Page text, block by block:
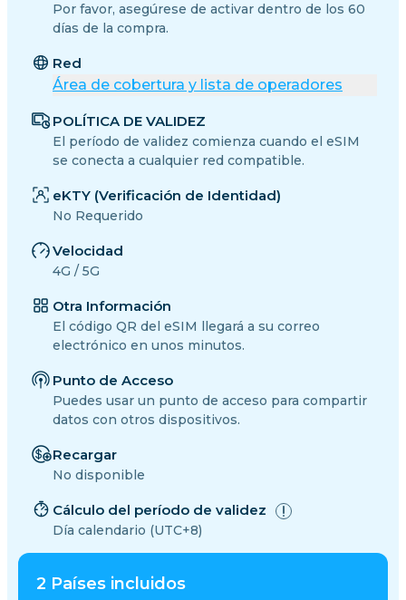
2 Países incluidos
Por favor, asegúrese de activar dentro de los 60
días de la compra.
Red
Área de cobertura y lista de operadores
POLÍTICA DE VALIDEZ
El período de validez comienza cuando el eSIM
se conecta a cualquier red compatible.
eKTY (Verificación de Identidad)
No Requerido
Velocidad
4G / 5G
Otra Información
El código QR del eSIM llegará a su correo
electrónico en unos minutos.
Punto de Acceso
Puedes usar un punto de acceso para compartir
datos con otros dispositivos.
Recargar
No disponible
Cálculo del período de validez
Día calendario (UTC+8)